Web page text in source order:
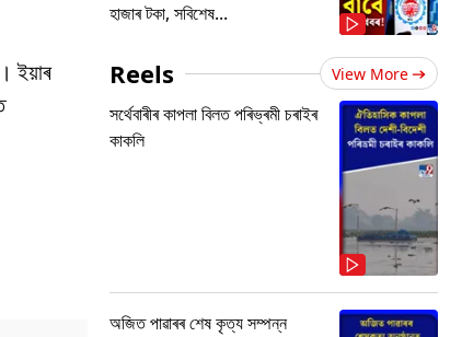
ইয়াৰ
হাজাৰ টকা, সবিশেষ...
Reels View More
সৰ্থেবাৰীৰ কাপলা বিলত পৰিভ্ৰমী চৰাইৰ
কাকলি
অজিত পাৱাৰৰ শেষ কৃত্য সম্পন্ন